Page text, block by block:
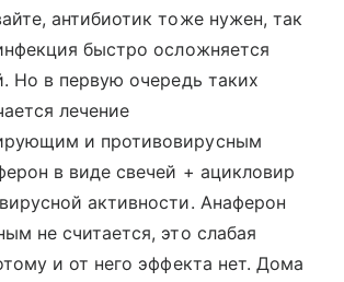
антибиотик тоже нужен, так
быстро осложняется
Но в первую очередь таких
лечение
и противовирусным
в виде свечей + ацикловир
активности. Анаферон
не считается, это слабая
и от него эффекта нет. Дома